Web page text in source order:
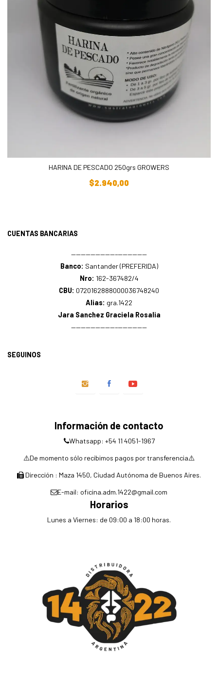
HARINA DE PESCADO 250grs GROWERS
$2.940,00
CUENTAS BANCARIAS
—————————–——————
Banco: Santander (PREFERIDA)
Nro: 162-367482/4
CBU: 0720162888000036748240
Alias: gra.1422
Jara Sanchez Graciela Rosalia
—————————–——————
SEGUINOS
Información de contacto
Whatsapp: +54 11 4051-1967
⚠️De momento sólo recibimos pagos por transferencia⚠️
Dirección : Maza 1450, Ciudad Autónoma de Buenos Aires.
E-mail: oficina.adm.1422@gmail.com
Horarios
Lunes a Viernes: de 09:00 a 18:00 horas.